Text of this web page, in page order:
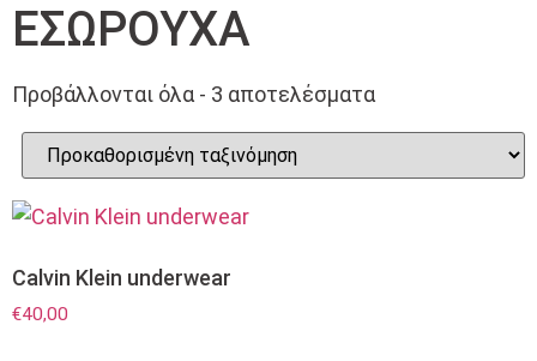
ΕΣΩΡΟΥΧΑ
Προβάλλονται όλα - 3 αποτελέσματα
Calvin Klein underwear
€40,00